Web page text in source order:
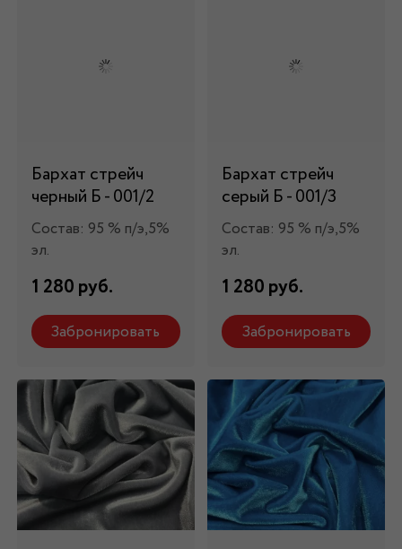
Бархат стрейч
черный Б - 001/2
Состав: 95 % п/э,5%
эл.
1 280 руб.
Забронировать
Бархат стрейч
серый Б - 001/3
Состав: 95 % п/э,5%
эл.
1 280 руб.
Забронировать